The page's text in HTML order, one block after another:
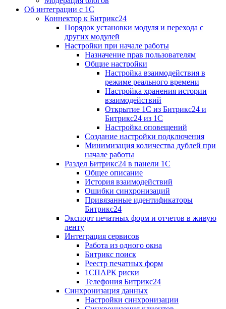
Об интеграции с 1С
Коннектор к Битрикс24
Порядок установки модуля и перехода с
других модулей
Настройки при начале работы
Назначение прав пользователям
Общие настройки
Настройка взаимодействия в
режиме реального времени
Настройка хранения истории
взаимодействий
Открытие 1С из Битрикс24 и
Битрикс24 из 1С
Настройка оповещений
Создание настройки подключения
Минимизация количества дублей при
начале работы
Раздел Битрикс24 в панели 1С
Общее описание
История взаимодействий
Ошибки синхронизаций
Привязанные идентификаторы
Битрикс24
Экспорт печатных форм и отчетов в живую
ленту
Интеграция сервисов
Работа из одного окна
Битрикс поиск
Реестр печатных форм
1СПАРК риски
Телефония Битрикс24
Синхронизация данных
Настройки синхронизации